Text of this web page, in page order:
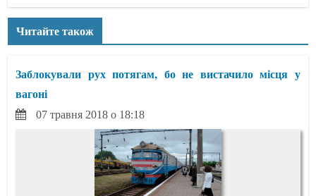
Читайте також
Заблокували рух потягам, бо не вистачило місця у
вагоні
07 травня 2018 о 18:18